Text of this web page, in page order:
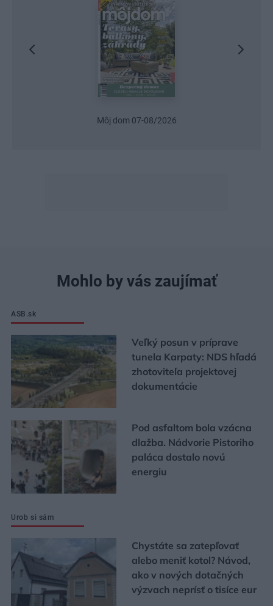
Môj dom 07-08/2026
Mohlo by vás zaujímať
ASB.sk
Veľký posun v príprave
tunela Karpaty: NDS hľadá
zhotoviteľa projektovej
dokumentácie
Pod asfaltom bola vzácna
dlažba. Nádvorie Pistoriho
paláca dostalo novú
energiu
Urob si sám
Chystáte sa zatepľovať
alebo meniť kotol? Návod,
ako v nových dotačných
výzvach neprísť o tisíce eur